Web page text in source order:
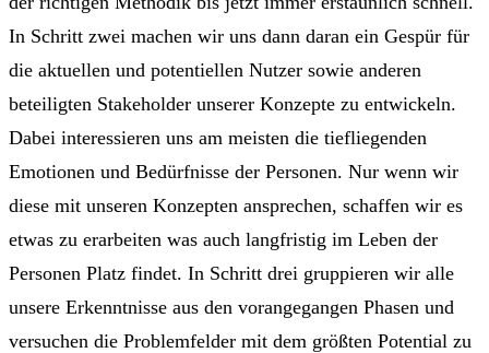
In Schritt zwei machen wir uns dann daran ein Gespür für
die aktuellen und potentiellen Nutzer sowie anderen
beteiligten Stakeholder unserer Konzepte zu entwickeln.
Dabei interessieren uns am meisten die tiefliegenden
Emotionen und Bedürfnisse der Personen. Nur wenn wir
diese mit unseren Konzepten ansprechen, schaffen wir es
etwas zu erarbeiten was auch langfristig im Leben der
Personen Platz findet. In Schritt drei gruppieren wir alle
unsere Erkenntnisse aus den vorangegangen Phasen und
versuchen die Problemfelder mit dem größten Potential zu